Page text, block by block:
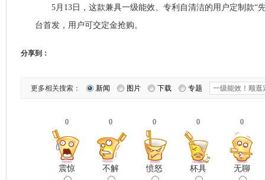
5月13日，这款兼具一级能效、专利自清洁的用户定制款“
台首发，用户可交定金抢购。
分享到：
更多相关搜索： 新闻 图片 下载 专题
0
震惊
0
不解
0
愤怒
0
杯具
0
无聊